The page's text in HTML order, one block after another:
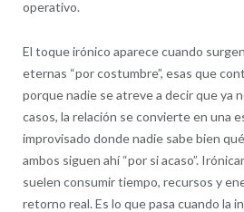
operativo.
El toque irónico aparece cuando
eternas “por costumbre”, esas que
porque nadie se atreve a decir que ya
casos, la relación se convierte en una
improvisado donde nadie sabe bien
ambos siguen ahí “por si acaso”.
suelen consumir tiempo, recursos y
retorno real. Es lo que pasa cuando la